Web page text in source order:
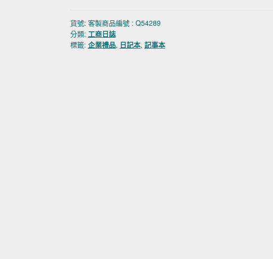
貨號: 客製商品編號 : Q54289
分類: 工商日誌
標籤: 企業禮品, 日記本, 記事本